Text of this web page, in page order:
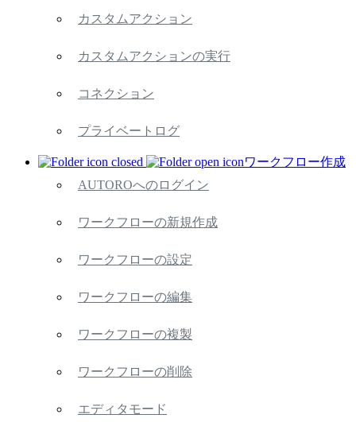
カスタムアクション
カスタムアクションの実行
コネクション
プライベートログ
ワークフロー作成
AUTOROへのログイン
ワークフローの新規作成
ワークフローの設定
ワークフローの編集
ワークフローの複製
ワークフローの削除
エディタモード